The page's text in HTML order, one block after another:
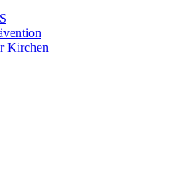
Kirchen